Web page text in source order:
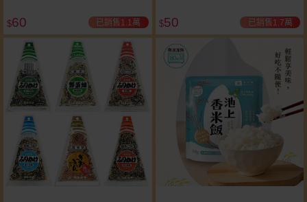
$60 已銷售1.1萬 $50 已銷售1.7萬